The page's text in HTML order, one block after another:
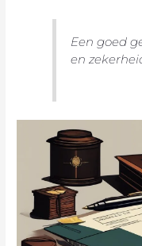
Een goed
en